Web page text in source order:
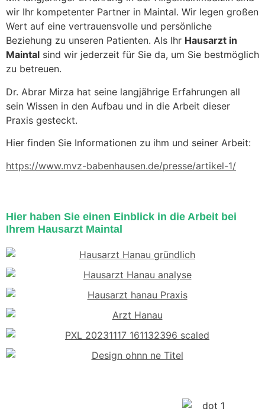
wir Ihr kompetenter Partner in Maintal. Wir legen großen
Wert auf eine vertrauensvolle und persönliche
Beziehung zu unseren Patienten. Als Ihr Hausarzt in
Maintal sind wir jederzeit für Sie da, um Sie bestmöglich
zu betreuen.
Dr. Abrar Mirza hat seine langjährige Erfahrungen all
sein Wissen in den Aufbau und in die Arbeit dieser
Praxis gesteckt.
Hier finden Sie Informationen zu ihm und seiner Arbeit:
https://www.mvz-babenhausen.de/presse/artikel-1/
Hier haben Sie einen Einblick in die Arbeit bei
Ihrem Hausarzt Maintal